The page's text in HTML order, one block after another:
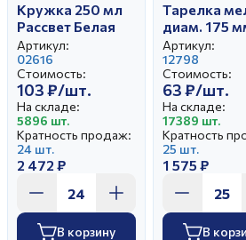
Кружка 250 мл
Рассвет Белая
Артикул:
02616
Стоимость:
103 ₽/шт.
На складе:
5896 шт.
Кратность продаж:
24 шт.
2 472 ₽
В корзину
Тарелка
диам. 175
Гладкий край
Белая (25)
Артикул:
12798
Стоимость:
63 ₽/шт.
На складе:
17389 шт.
Кратность
25 шт.
1 575 ₽
В